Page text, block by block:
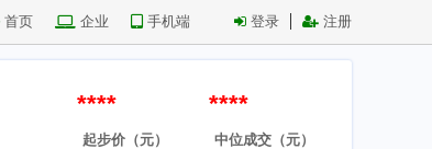
登录 注册
首页 企业 手机端
**** ****
起步价（元） 中位成交（元）